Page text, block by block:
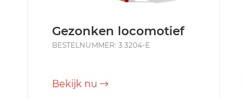
Gezonken locomotief
BESTELNUMMER: 3.3204-E
Bekijk nu